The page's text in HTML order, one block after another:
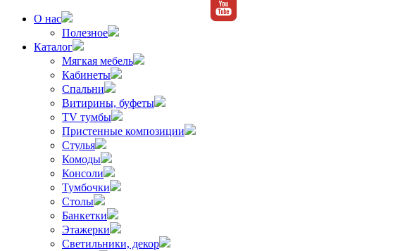
О нас
Полезное
Каталог
Мягкая мебель
Кабинеты
Спальни
Витирины, буфеты
TV тумбы
Пристенные композиции
Стулья
Комоды
Консоли
Тумбочки
Столы
Банкетки
Этажерки
Светильники, декор